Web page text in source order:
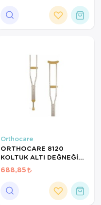
Orthocare
ORTHOCARE 8120
KOLTUK ALTI DEĞNEĞİ
MEDİUM 1 ADET
688,85